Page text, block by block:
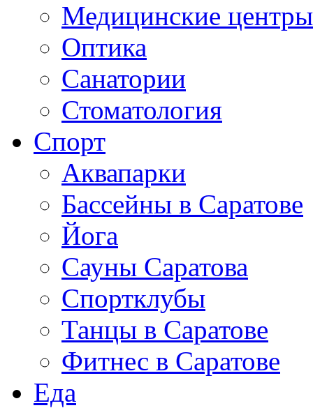
Медицинские центры
Оптика
Санатории
Стоматология
Спорт
Аквапарки
Бассейны в Саратове
Йога
Сауны Саратова
Спортклубы
Танцы в Саратове
Фитнес в Саратове
Еда